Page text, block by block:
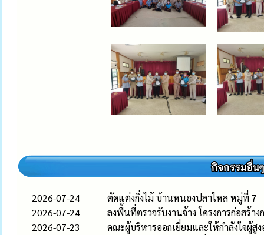
2026-07-24
ตัดแต่งกิ่งไม้ บ้านหนองปลาไหล หมู่ที่ 7
2026-07-24
ลงพื้นที่ตรวจรับงานจ้าง โครงการก่อสร้
2026-07-23
คณะผู้บริหารออกเยี่ยมและให้กำลังใจผู้